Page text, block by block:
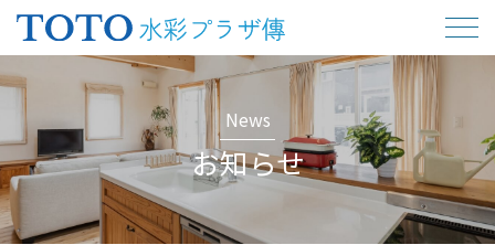
News
お知らせ